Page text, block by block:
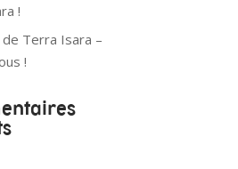
!
de Terra Isara –
!